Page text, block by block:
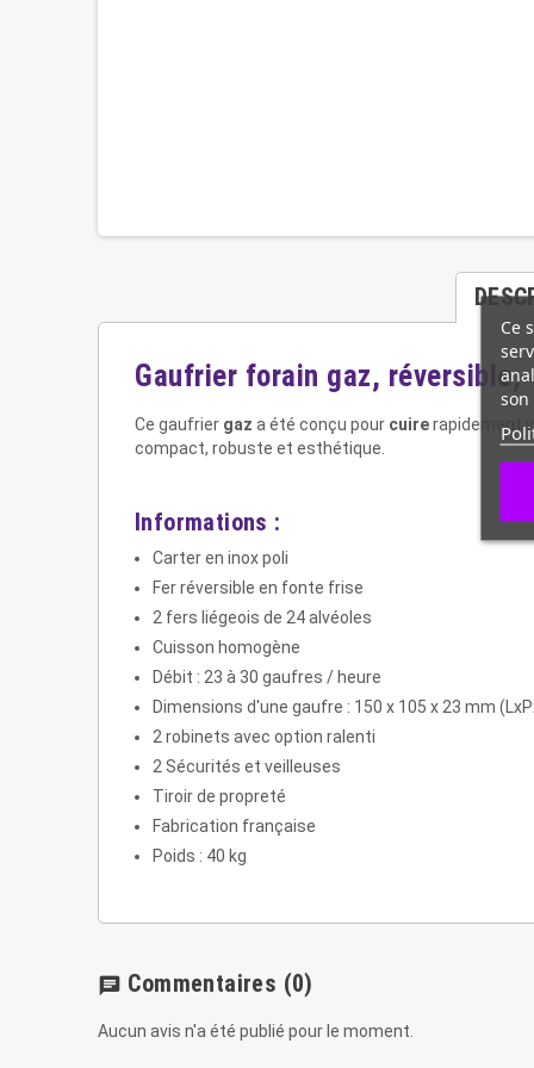
Gaufrier forain gaz,
Ce gaufrier gaz a été conçu pour cuirerapidement
compact, robuste et esthétique.
Informations :
Carter en inox poli
Fer réversible en fonte frise
2 fers liégeois de 24 alvéoles
Cuisson homogène
Débit : 23 à 30 gaufres / heure
Dimensions d'une gaufre : 150 x 105 x 23 mm
2 robinets avec option ralenti
2 Sécurités et veilleuses
Tiroir de propreté
Fabrication française
Poids : 40 kg
chat Commentaires (0)
Aucun avis n'a été publié pour le moment.
Ce
son